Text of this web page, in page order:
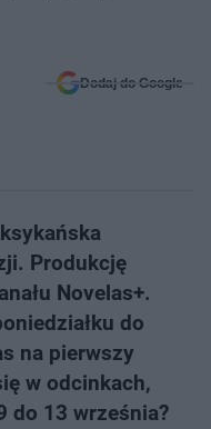
Dodaj do Google
Produkcję
Novelas+.
do
na pierwszy
w odcinkach,
do 13 września?